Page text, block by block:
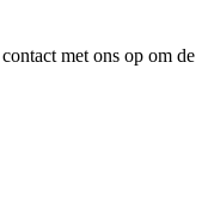
met ons op om de